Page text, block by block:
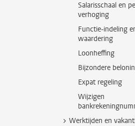
Salarisschaal en
verhoging
Functie-indeling
waardering
Loonheffing
Bijzondere
Expat regeling
Wijzigen
Werktijden en